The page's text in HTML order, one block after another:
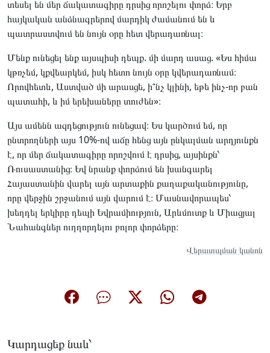
տեսել են մեր ճակատագիրը դրսից որոշելու փորձ։ Երբ
հայկական անձնագրերով մարդիկ ժամանում են և
պատրաստվում են նույն օրը հետ վերադառնալ։
Մենք ունեցել ենք այսպիսի դեպք. մի մարդ ասաց. «Ես հիմա
կթռչեմ, կքվեարկեմ, իսկ հետո նույն օրը կվերադառնամ։
Որովհետև, Աստված մի արասցե, ի՞նչ կլինի, եթե ինչ-որ բան
պատահի, և իմ երեխաները տուժեն»։
Այս ամենն ազդեցություն ունեցավ։ Ես կարծում եմ, որ
ընտրողների այս 10%-ով աճը հենց այն ընկալման արդյունքն
է, որ մեր ճակատագիրը որոշվում է դրսից, այսինքն՝
Ռուսաստանից։ Եվ նրանք փորձում են խանգարել
Հայաստանին վարել այն արտաքին քաղաքականությունը,
որը վերջին շրջանում այն վարում է։ Մասնավորապես՝
խեղդել երկիրը դեպի Եվրամիություն, Արևմուտք և Միացյալ
Նահանգներ ուղղորդելու բոլոր փորձերը։
Վերատպման կանոն
Կարդացեք նաև՝